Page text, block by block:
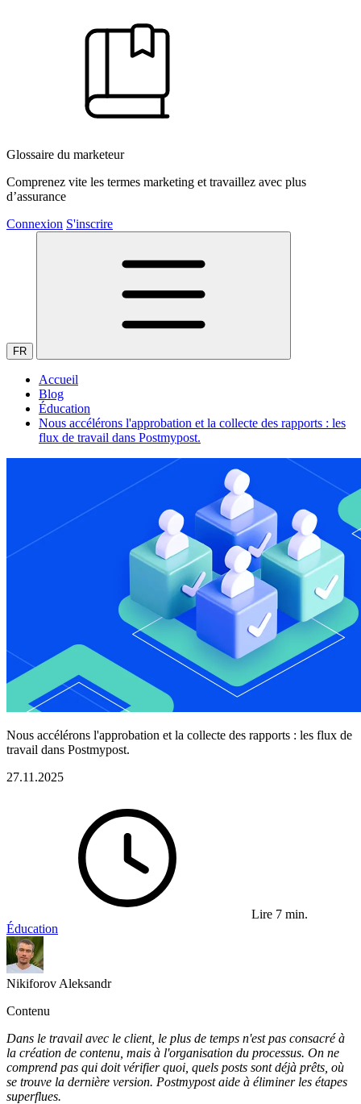
Glossaire du marketeur
Comprenez vite les termes marketing et travaillez avec plus
d’assurance
Connexion S'inscrire
FR
Accueil
Blog
Éducation
Nous accélérons l'approbation et la collecte des rapports : les
flux de travail dans Postmypost.
Nous accélérons l'approbation et la collecte des rapports : les flux de
travail dans Postmypost.
27.11.2025
Lire 7 min.
Éducation
Nikiforov Aleksandr
Contenu
Dans le travail avec le client, le plus de temps n'est pas consacré à
la création de contenu, mais à l'organisation du processus. On ne
comprend pas qui doit vérifier quoi, quels posts sont déjà prêts, où
se trouve la dernière version. Postmypost aide à éliminer les étapes
superflues.